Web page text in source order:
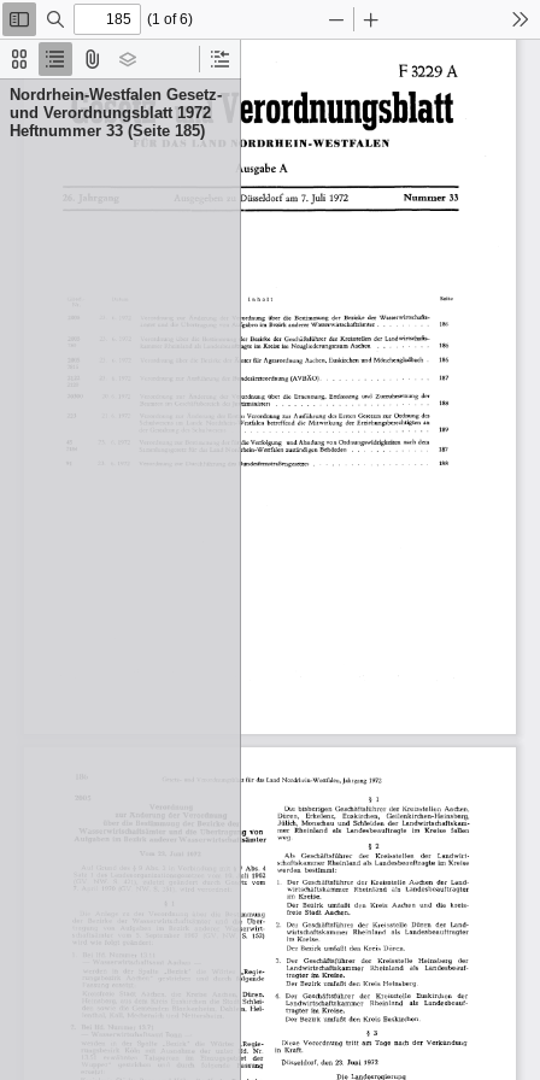
Thumbnails
Document
Outline
Attachments
Layers
Current
Item
Nordrhein-Westfalen Gesetz-
und Verordnungsblatt 1972
Heftnummer 33 (Seite 185)
Toggle
Sidebar
Find
(1 of 6)
Zoom